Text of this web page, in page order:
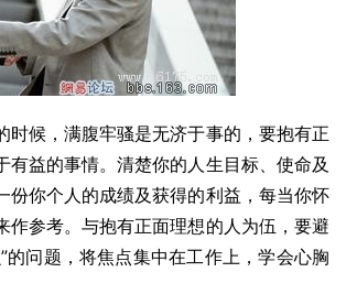
时候，满腹牢骚是无济于事的，要抱有正
有益的事情。清楚你的人生目标、使命及
份你个人的成绩及获得的利益，每当你怀
作参考。与抱有正面理想的人为伍，要避
的问题，将焦点集中在工作上，学会心胸